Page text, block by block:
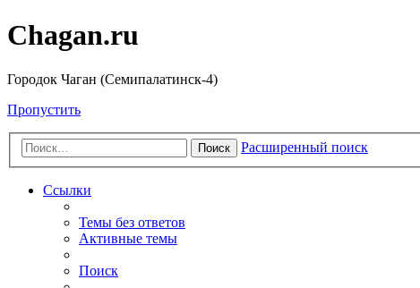
Chagan.ru
Городок Чаган (Семипалатинск-4)
Пропустить
Поиск Расширенный поиск
Ссылки
Темы без ответов
Активные темы
Поиск